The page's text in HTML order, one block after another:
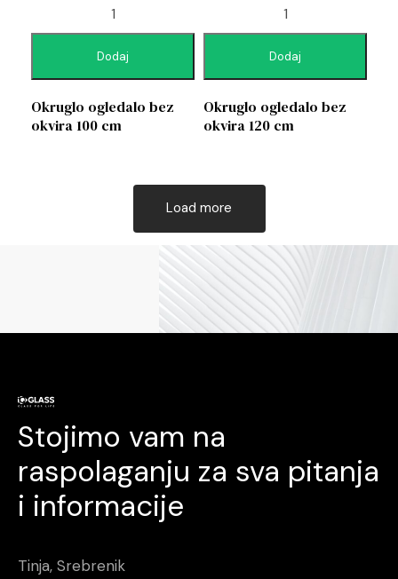
Dodaj
Okruglo ogledalo bez
okvira 100 cm
Dodaj
Okruglo ogledalo bez
okvira 120 cm
Load more
Stojimo vam na
raspolaganju za sva pitanja
i informacije
Tinja, Srebrenik